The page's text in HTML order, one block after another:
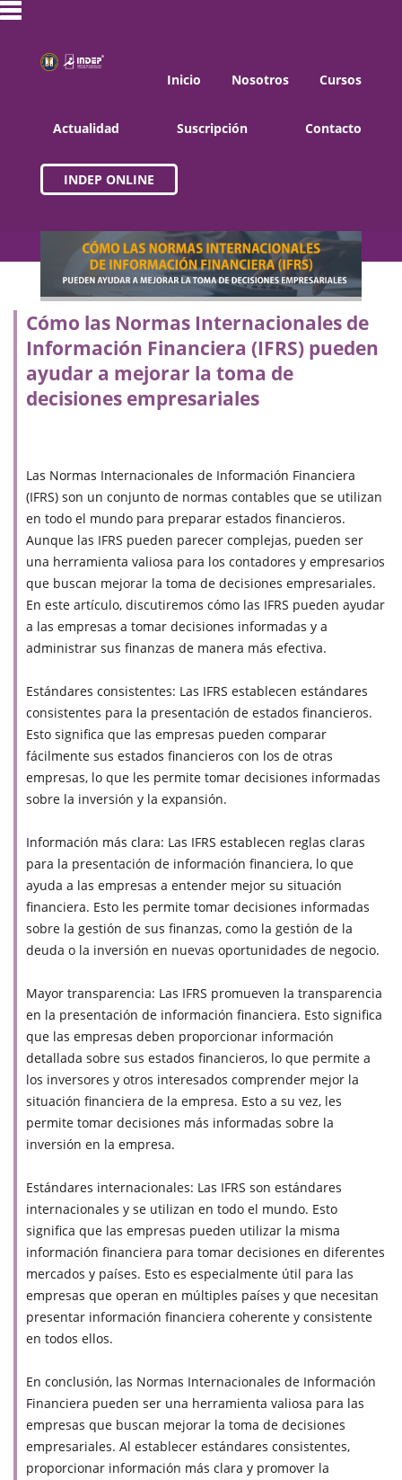
Inicio Nosotros Cursos
Actualidad Suscripción Contacto
INDEP ONLINE
Cómo las Normas Internacionales de
Información Financiera (IFRS) pueden
ayudar a mejorar la toma de
decisiones empresariales
Las Normas Internacionales de Información Financiera
(IFRS) son un conjunto de normas contables que se utilizan
en todo el mundo para preparar estados financieros.
Aunque las IFRS pueden parecer complejas, pueden ser
una herramienta valiosa para los contadores y empresarios
que buscan mejorar la toma de decisiones empresariales.
En este artículo, discutiremos cómo las IFRS pueden ayudar
a las empresas a tomar decisiones informadas y a
administrar sus finanzas de manera más efectiva.
Estándares consistentes: Las IFRS establecen estándares
consistentes para la presentación de estados financieros.
Esto significa que las empresas pueden comparar
fácilmente sus estados financieros con los de otras
empresas, lo que les permite tomar decisiones informadas
sobre la inversión y la expansión.
Información más clara: Las IFRS establecen reglas claras
para la presentación de información financiera, lo que
ayuda a las empresas a entender mejor su situación
financiera. Esto les permite tomar decisiones informadas
sobre la gestión de sus finanzas, como la gestión de la
deuda o la inversión en nuevas oportunidades de negocio.
Mayor transparencia: Las IFRS promueven la transparencia
en la presentación de información financiera. Esto significa
que las empresas deben proporcionar información
detallada sobre sus estados financieros, lo que permite a
los inversores y otros interesados comprender mejor la
situación financiera de la empresa. Esto a su vez, les
permite tomar decisiones más informadas sobre la
inversión en la empresa.
Estándares internacionales: Las IFRS son estándares
internacionales y se utilizan en todo el mundo. Esto
significa que las empresas pueden utilizar la misma
información financiera para tomar decisiones en diferentes
mercados y países. Esto es especialmente útil para las
empresas que operan en múltiples países y que necesitan
presentar información financiera coherente y consistente
en todos ellos.
En conclusión, las Normas Internacionales de Información
Financiera pueden ser una herramienta valiosa para las
empresas que buscan mejorar la toma de decisiones
empresariales. Al establecer estándares consistentes,
proporcionar información más clara y promover la